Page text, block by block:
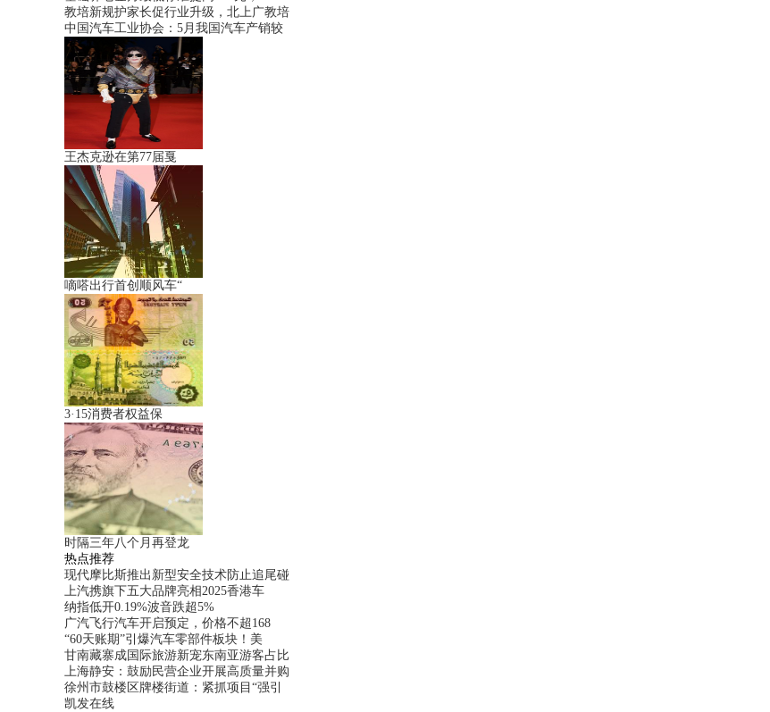
教培新规护家长促行业升级，北上广教培
中国汽车工业协会：5月我国汽车产销较
王杰克逊在第77届戛
嘀嗒出行首创顺风车“
3·15消费者权益保
时隔三年八个月再登龙
热点推荐
现代摩比斯推出新型安全技术防止追尾碰
上汽携旗下五大品牌亮相2025香港车
纳指低开0.19%波音跌超5%
广汽飞行汽车开启预定，价格不超168
“60天账期”引爆汽车零部件板块！美
甘南藏寨成国际旅游新宠东南亚游客占比
上海静安：鼓励民营企业开展高质量并购
徐州市鼓楼区牌楼街道：紧抓项目“强引
凯发在线